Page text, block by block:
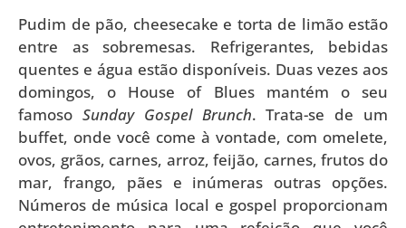
Pudim de pão, cheesecake e torta de limão estão
entre as sobremesas. Refrigerantes, bebidas
quentes e água estão disponíveis. Duas vezes aos
domingos, o House of Blues mantém o seu
famoso Sunday Gospel Brunch. Trata-se de um
buffet, onde você come à vontade, com omelete,
ovos, grãos, carnes, arroz, feijão, carnes, frutos do
mar, frango, pães e inúmeras outras opções.
Números de música local e gospel proporcionam